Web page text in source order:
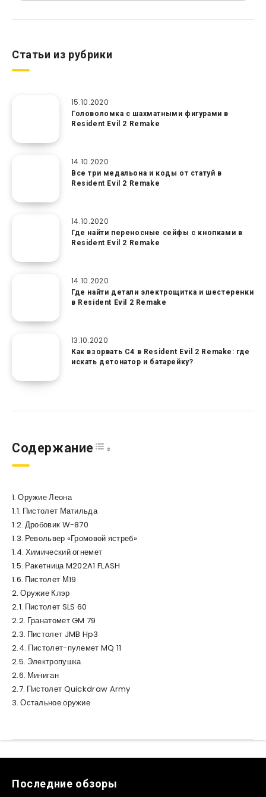
Статьи из рубрики
15.10.2020
Головоломка с шахматными фигурами в
Resident Evil 2 Remake
14.10.2020
Все три медальона и коды от статуй в
Resident Evil 2 Remake
14.10.2020
Где найти переносные сейфы с кнопками в
Resident Evil 2 Remake
14.10.2020
Где найти детали электрощитка и шестеренки
в Resident Evil 2 Remake
13.10.2020
Как взорвать C4 в Resident Evil 2 Remake: где
искать детонатор и батарейку?
Содержание Toggle Table of Content
Оружие Леона
Пистолет Матильда
Дробовик W-870
Револьвер «Громовой ястреб»
Химический огнемет
Ракетница M202A1 FLASH
Пистолет М19
Оружие Клэр
Пистолет SLS 60
Гранатомет GM 79
Пистолет JMB Hp3
Пистолет-пулемет MQ 11
Электропушка
Миниган
Пистолет Quickdraw Army
Остальное оружие
Последние обзоры